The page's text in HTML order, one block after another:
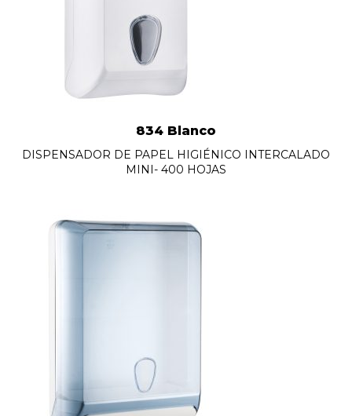
834 Blanco
DISPENSADOR DE PAPEL HIGIÉNICO INTERCALADO
MINI- 400 HOJAS